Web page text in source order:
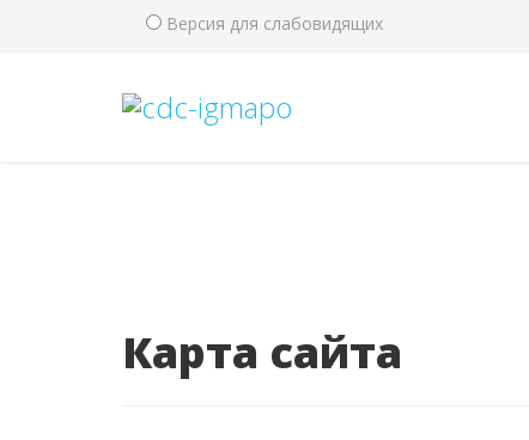
Версия для слабовидящих
Карта сайта